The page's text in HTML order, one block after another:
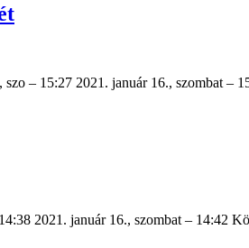
– 15:27 2021. január 16., szombat
2021. január 16., szombat –